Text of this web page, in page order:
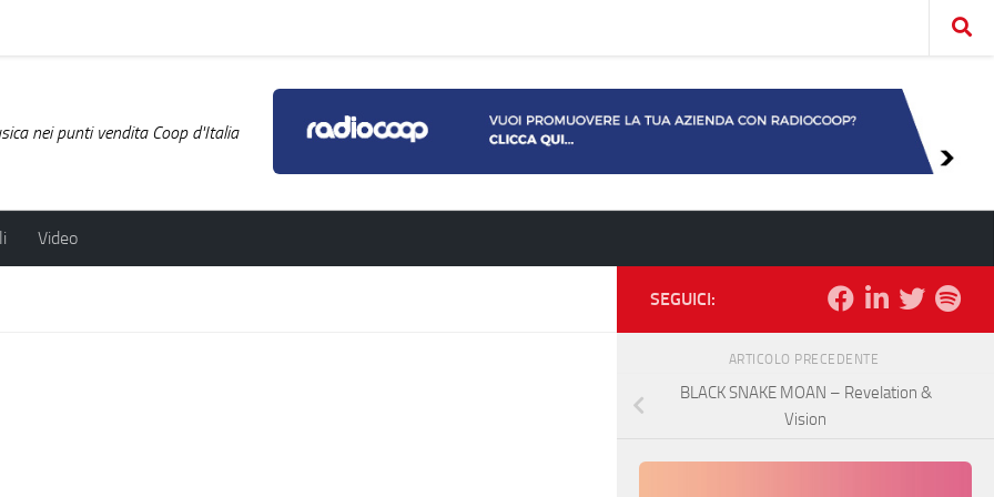
nei punti vendita Coop d'Italia
Video
SEGUICI:
ARTICOLO PRECEDENTE
BLACK SNAKE MOAN – Revelation &
Vision